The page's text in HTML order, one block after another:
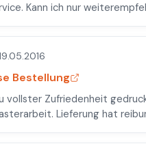
Kann ich nur
Bestellung
vollster Zufriedenheit
Lieferung hat